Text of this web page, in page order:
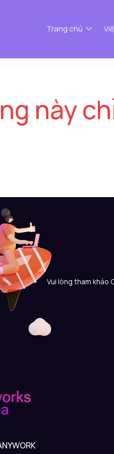
Trang chủ
này
Vui lòng tham khảo